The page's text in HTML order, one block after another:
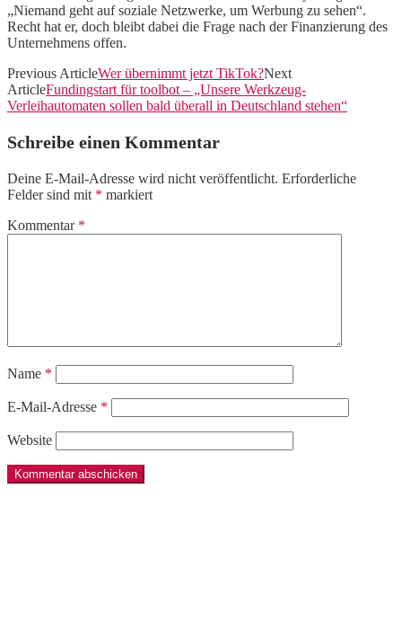
„Niemand geht auf soziale Netzwerke, um Werbung zu sehen“.
Recht hat er, doch bleibt dabei die Frage nach der Finanzierung des
Unternehmens offen.
Previous ArticleWer übernimmt jetzt TikTok?Next
ArticleFundingstart für toolbot – „Unsere Werkzeug-
Verleihautomaten sollen bald überall in Deutschland stehen“
Schreibe einen Kommentar
Deine E-Mail-Adresse wird nicht veröffentlicht. Erforderliche
Felder sind mit * markiert
Kommentar *
Name *
E-Mail-Adresse *
Website